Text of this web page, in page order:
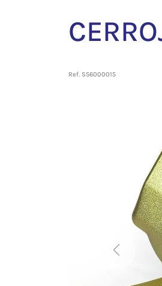
Ref. S56000015
Previous